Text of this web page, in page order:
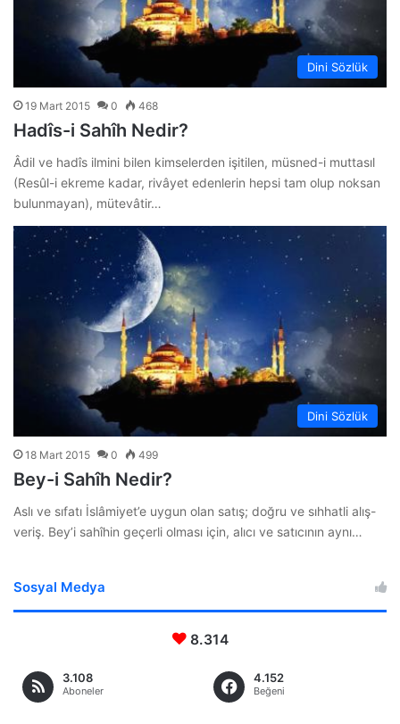
Dini Sözlük
19 Mart 2015 0 468
Hadîs-i Sahîh Nedir?
Âdil ve hadîs ilmini bilen kimselerden işitilen, müsned-i muttasıl
(Resûl-i ekreme kadar, rivâyet edenlerin hepsi tam olup noksan
bulunmayan), mütevâtir…
Dini Sözlük
18 Mart 2015 0 499
Bey-i Sahîh Nedir?
Aslı ve sıfatı İslâmiyet’e uygun olan satış; doğru ve sıhhatli alış-
veriş. Bey’i sahîhin geçerli olması için, alıcı ve satıcının aynı…
Sosyal Medya
8.314
3.108
Aboneler
4.152
Beğeni